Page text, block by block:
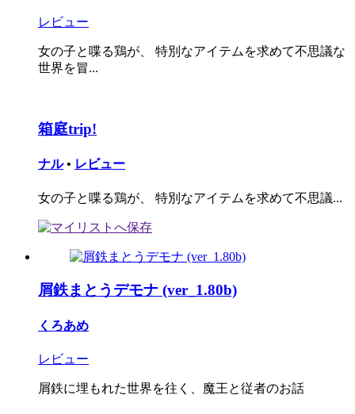
レビュー
女の子と喋る鶏が、 特別なアイテムを求めて不思議な
世界を冒...
箱庭trip!
ナル • レビュー
女の子と喋る鶏が、 特別なアイテムを求めて不思議...
屑鉄まとうデモナ (ver_1.80b)
くろあめ
レビュー
屑鉄に埋もれた世界を往く、魔王と従者のお話